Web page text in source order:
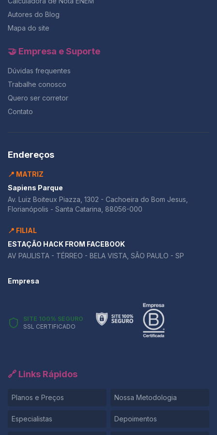
tempo realista, alternando redação e questões, é
possível evitar o desespero dos minutos finais e
garantir um desempenho constante em toda a prova.
na sala com foco e sai com resultado.E se você quer
testar esse controle de tempo com correção
profissional, o momento é agora — com 50% OFF na
Autores do Blog
Mapa do site
🤝 Empresa e Suporte
Dúvidas frequentes
Trabalhe conosco
Quero ser corretor
Contato
Endereços
📍 MATRIZ
Sapiens Parque
Av. Luiz Boiteux Piazza, 1302 - Cachoeira do Bom Jesus,
Florianópolis - Santa Catarina, 88056-000
📍 FILIAL
ESTAÇÃO HACK FROM FACEBOOK
AV PAULISTA - TÉRREO - BELA VISTA, SÃO PAULO - SP
Empresa
SITE 100% SEGURO
SSL CERTIFICADO
🔗 Links Rápidos
Planos e Preços Nossa Metodologia
Especialistas Depoimentos